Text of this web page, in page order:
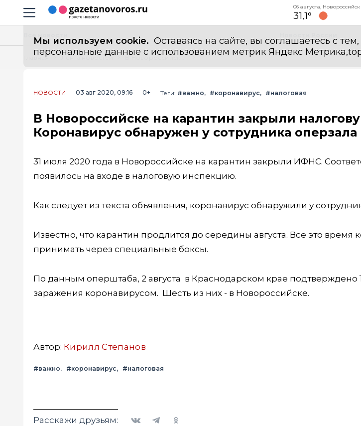
Навигация сайта
06 августа, Новороссийск
31,1°
Мы используем cookie. Оставаясь на сайте, вы соглашаетесь с
персональные данные с использованием метрик Яндекс
Главная Лента новостей В Новороссийске на карантин закрыли налоговую инспекцию. Коронавирус обнаружен у сотрудника оперзала
НОВОСТИ 03 авг 2020, 09:16 0+ Теги: #важно #коронавирус #налоговая
В Новороссийске на карантин закрыли
Коронавирус обнаружен у сотрудника оперзала
31 июля 2020 года в Новороссийске на карантин закрыли ИФНС.
появилось на входе в налоговую инспекцию.
Как следует из текста объявления, коронавирус обнаружили у
Известно, что карантин продлится до середины августа. Все это
принимать через специальные боксы.
По данным оперштаба, 2 августа в Краснодарском крае подтверждено
заражения коронавирусом. Шесть из них - в Новороссийске.
Автор: Кирилл Степанов
#важно #коронавирус #налоговая
Расскажи друзьям: